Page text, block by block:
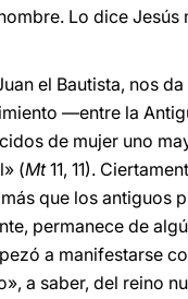
Lo dice
el Bautista, nos
―entre la
de mujer uno
(Mt11, 11).
que los antiguos
permanece de
a manifestarse
a saber, del reino